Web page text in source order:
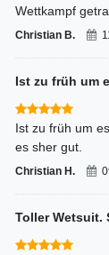
Wettkampf
Christian B.
Ist zu früh um
Ist zu früh um
es sher gut.
Christian H.
Toller Wetsuit.